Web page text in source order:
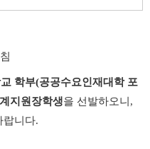
학부(공공수요인재대학 포
지원장학생을 선발하오니 ,
랍니다.